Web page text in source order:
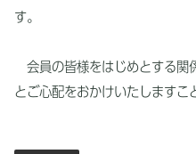
す。
会員の皆様をはじめとする関
とご心配をおかけいたしますこ